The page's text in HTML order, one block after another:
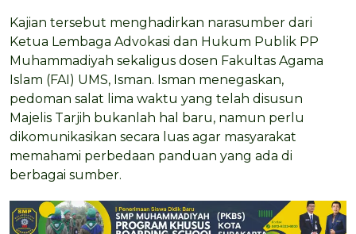
Kajian tersebut menghadirkan narasumber dari
Ketua Lembaga Advokasi dan Hukum Publik PP
Muhammadiyah sekaligus dosen Fakultas Agama
Islam (FAI) UMS, Isman. Isman menegaskan,
pedoman salat lima waktu yang telah disusun
Majelis Tarjih bukanlah hal baru, namun perlu
dikomunikasikan secara luas agar masyarakat
memahami perbedaan panduan yang ada di
berbagai sumber.